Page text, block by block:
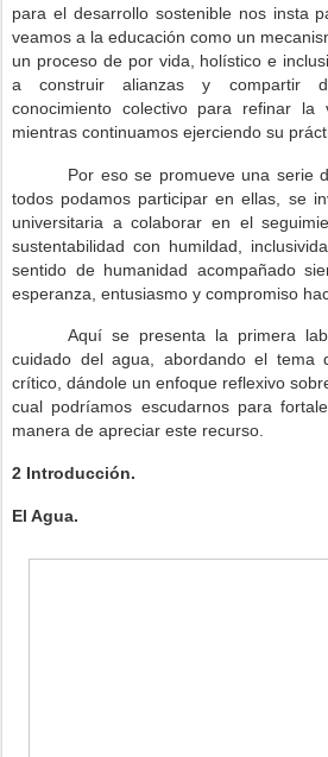
para el desarrollo sostenible nos insta
veamos a la educación como un
un proceso de por vida, holístico e
a construir alianzas y compartir
conocimiento colectivo para refinar la
mientras continuamos ejerciendo su
Por eso se promueve una serie
todos podamos participar en ellas, se
universitaria a colaborar en el
sustentabilidad con humildad,
sentido de humanidad acompañado
esperanza, entusiasmo y compromiso
Aquí se presenta la primera
cuidado del agua, abordando el tema
crítico, dándole un enfoque reflexivo
cual podríamos escudarnos para
manera de apreciar este recurso.
2 Introducción.
El Agua.